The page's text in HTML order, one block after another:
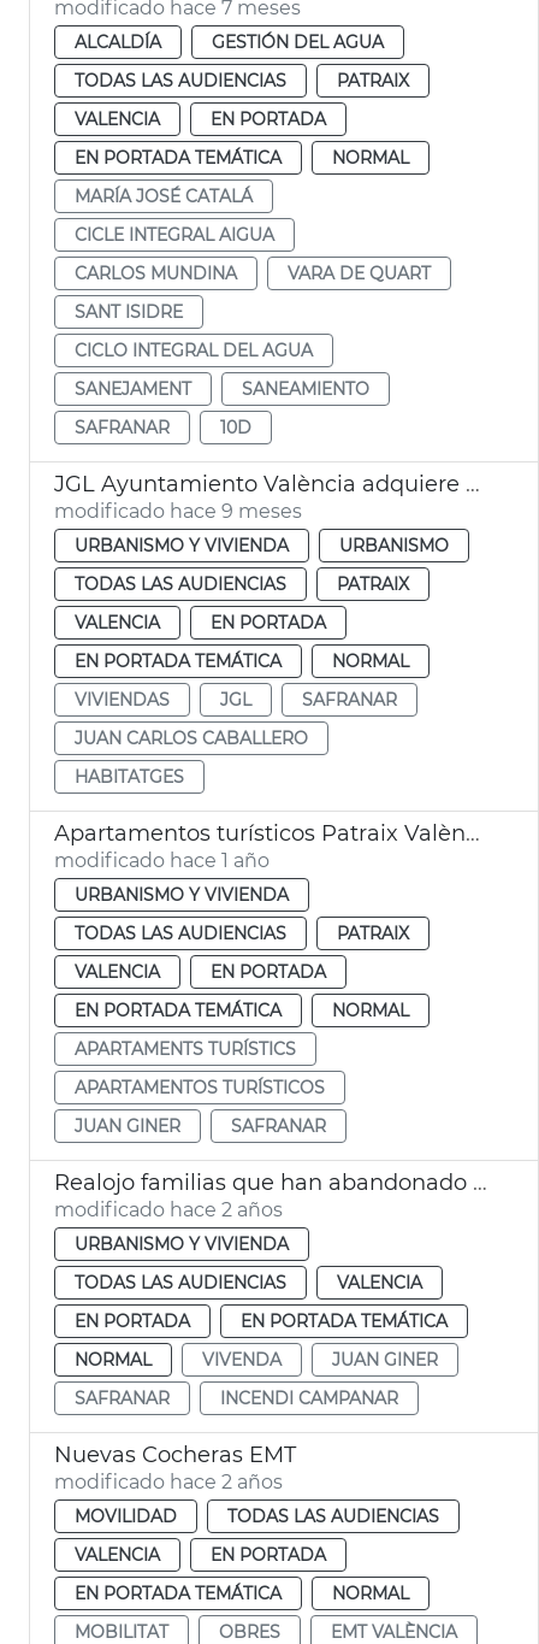
modificado hace 7 meses
ALCALDÍA
GESTIÓN DEL AGUA
TODAS LAS AUDIENCIAS
PATRAIX
VALENCIA
EN PORTADA
EN PORTADA TEMÁTICA
NORMAL
MARÍA JOSÉ CATALÁ
CICLE INTEGRAL AIGUA
CARLOS MUNDINA
VARA DE QUART
SANT ISIDRE
CICLO INTEGRAL DEL AGUA
SANEJAMENT
SANEAMIENTO
SAFRANAR
10D
JGL Ayuntamiento València adquiere edificio para alquiler asequible
modificado hace 9 meses
URBANISMO Y VIVIENDA
URBANISMO
TODAS LAS AUDIENCIAS
PATRAIX
VALENCIA
EN PORTADA
EN PORTADA TEMÁTICA
NORMAL
VIVIENDAS
JGL
SAFRANAR
JUAN CARLOS CABALLERO
HABITATGES
Apartamentos turísticos Patraix València
modificado hace 1 año
URBANISMO Y VIVIENDA
TODAS LAS AUDIENCIAS
PATRAIX
VALENCIA
EN PORTADA
EN PORTADA TEMÁTICA
NORMAL
APARTAMENTS TURÍSTICS
APARTAMENTOS TURÍSTICOS
JUAN GINER
SAFRANAR
Realojo familias que han abandonado el edificio de Safranar
modificado hace 2 años
URBANISMO Y VIVIENDA
TODAS LAS AUDIENCIAS
VALENCIA
EN PORTADA
EN PORTADA TEMÁTICA
NORMAL
VIVENDA
JUAN GINER
SAFRANAR
INCENDI CAMPANAR
Nuevas Cocheras EMT
modificado hace 2 años
MOVILIDAD
TODAS LAS AUDIENCIAS
VALENCIA
EN PORTADA
EN PORTADA TEMÁTICA
NORMAL
MOBILITAT
OBRES EMT VALÈNCIA